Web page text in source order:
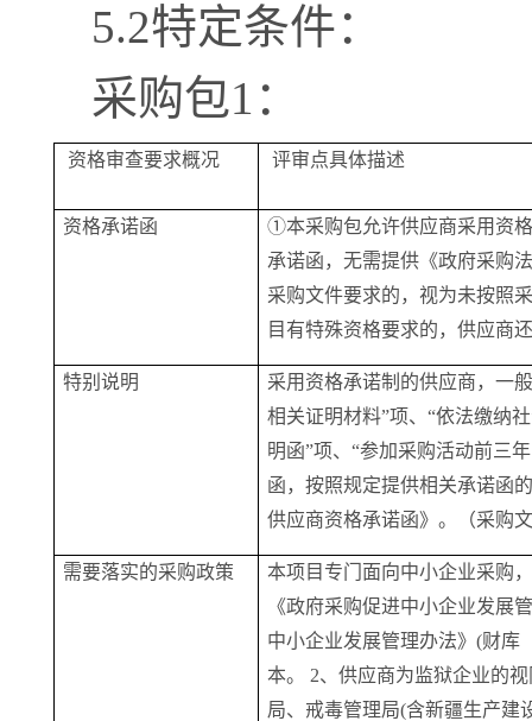
5.2特定条件：
采购包1：
资格审查要求概况 评审点具体描述
资格承诺函
①本采购包允许供应商采用资
承诺函，无需提供《政府采购
采购文件要求的，视为未按照
目有特殊资格要求的，供应商
特别说明
采用资格承诺制的供应商，一
相关证明材料”项、“依法缴纳
明函”项、“参加采购活动前三
函，按照规定提供相关承诺函
供应商资格承诺函》。（采购
需要落实的采购政策
本项目专门面向中小企业采购
《政府采购促进中小企业发展
中小企业发展管理办法》(财库
本。 2、供应商为监狱企业的
局、戒毒管理局(含新疆生产建